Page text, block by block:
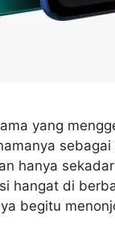
yang
hanya
hangat di
begitu